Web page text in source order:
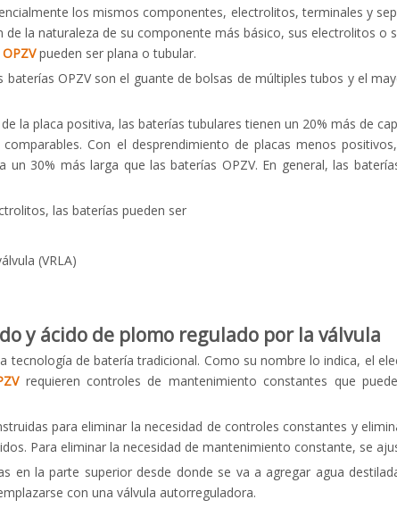
los mismos componentes, electrolitos, terminales y
la naturaleza de su componente más básico, sus electrolitos o
pueden ser plana o tubular.
baterías OPZV son el guante de bolsas de múltiples tubos y el
la placa positiva, las baterías tubulares tienen un 20% más de
Con el desprendimiento de placas menos
un 30% más larga que las baterías OPZV. En general, las
las baterías pueden ser
(VRLA)
y ácido de plomo regulado por la válvula
tecnología de batería tradicional. Como su nombre lo indica, el
requieren controles de mantenimiento constantes que
para eliminar la necesidad de controles constantes y
Para eliminar la necesidad de mantenimiento constante, se
en la parte superior desde donde se va a agregar agua
con una válvula autorreguladora.